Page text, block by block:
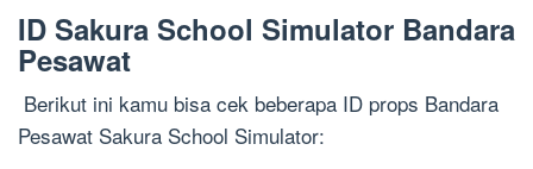
ID Sakura School Simulator Bandara
Pesawat
Berikut ini kamu bisa cek beberapa ID props Bandara
Pesawat Sakura School Simulator: